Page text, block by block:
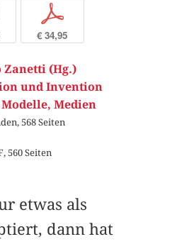
p
€ 34,95
Zanetti (Hg.)
und Invention
Medien
568 Seiten
560 Seiten
etwas als
dann hat